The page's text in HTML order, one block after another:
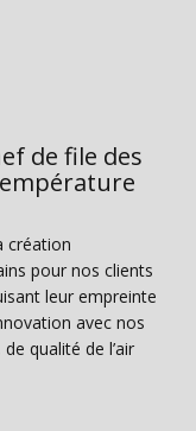
de file des
création
pour nos clients
leur empreinte
avec nos
qualité de l’air